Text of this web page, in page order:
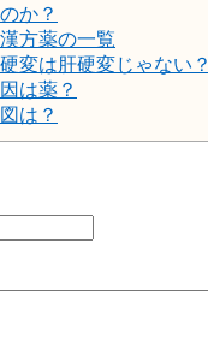
か？
方薬の一覧
変は肝硬変じゃない？
は薬？
は？